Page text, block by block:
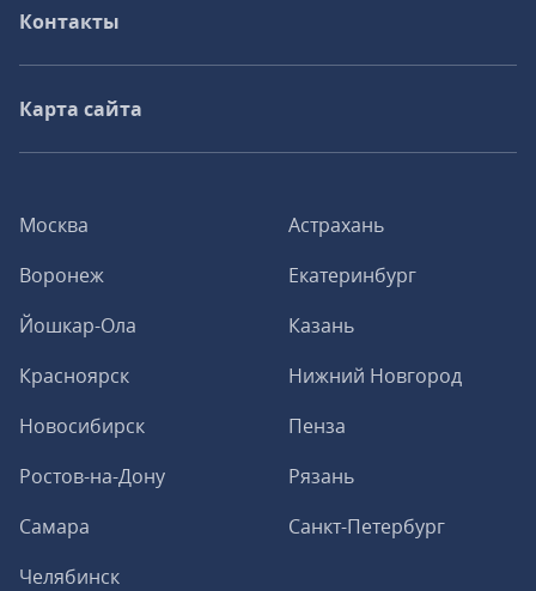
Москва
Астрахань
Воронеж
Екатеринбург
Йошкар-Ола
Казань
Красноярск
Нижний Новгород
Новосибирск
Пенза
Ростов-на-Дону
Рязань
Самара
Санкт-Петербург
Челябинск
Контакты
Карта сайта